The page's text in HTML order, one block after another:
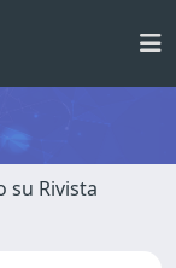
su Rivista